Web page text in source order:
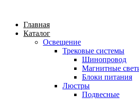
Главная
Каталог
Освещение
Трековые системы
Шинопровод
Магнитные
Блоки питания
Люстры
Подвесные